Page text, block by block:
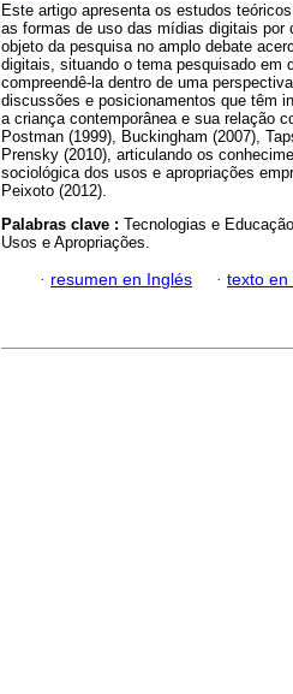
Este artigo apresenta os estudos
as formas de uso das mídias digitais
objeto da pesquisa no amplo debate
digitais, situando o tema pesquisado em
compreendê-la dentro de uma
discussões e posicionamentos que têm
a criança contemporânea e sua relação
Postman (1999), Buckingham (2007),
Prensky (2010), articulando os
sociológica dos usos e apropriações
Peixoto (2012).
Palabras clave : Tecnologias e
Usos e Apropriações.
· resumen en Inglés · texto en